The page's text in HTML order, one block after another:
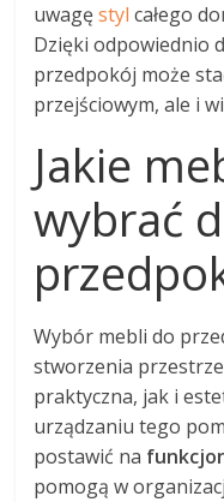
uwagęstyl całego
Dzięki odpowiednio
przedpokój może
przejściowym, ale i
Jakie
wybrać
Wybór mebli do
stworzenia
praktyczna, jak i
urządzaniu tego
postawić na
pomogą w